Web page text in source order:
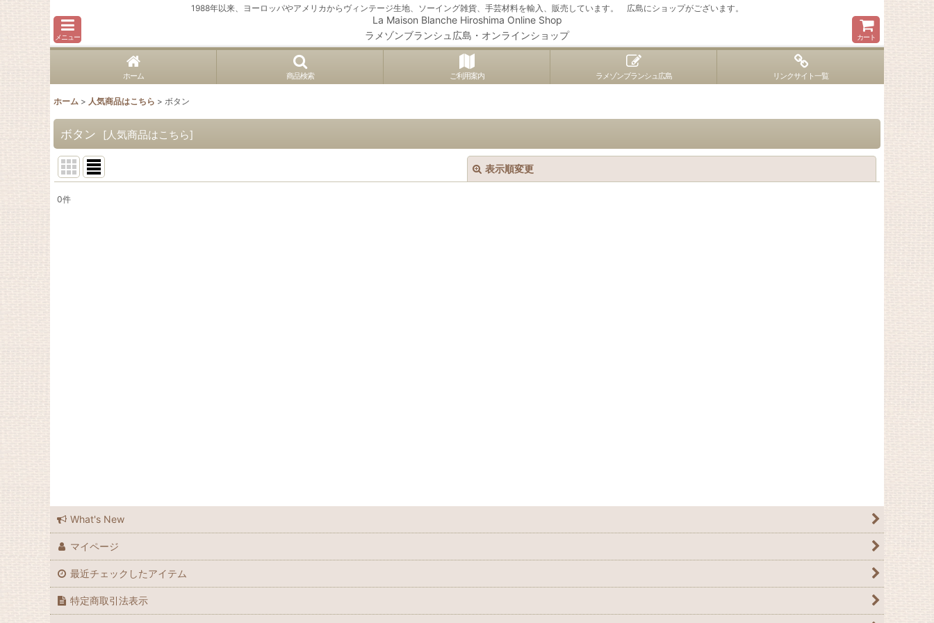
1988年以来、ヨーロッパやアメリカからヴィンテージ生地、ソーイング雑貨、手芸材料を輸入、販売しています。 広島にショップがございます。
メニュー
La Maison Blanche Hiroshima Online Shop
ラメゾンブランシュ広島・オンラインショップ
カート
ホーム 商品検索 ご利用案内 ラメゾンブランシュ広島 リンクサイト一覧
ホーム > 人気商品はこちら > ボタン
ボタン [人気商品はこちら]
表示順変更
0件
What's New
マイページ
最近チェックしたアイテム
特定商取引法表示